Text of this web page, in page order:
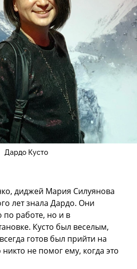
Дардо Кусто
диджей Мария Силуянова
лет знала Дардо. Они
по работе, но и в
Кусто был веселым,
готов был прийти на
не помог ему, когда это